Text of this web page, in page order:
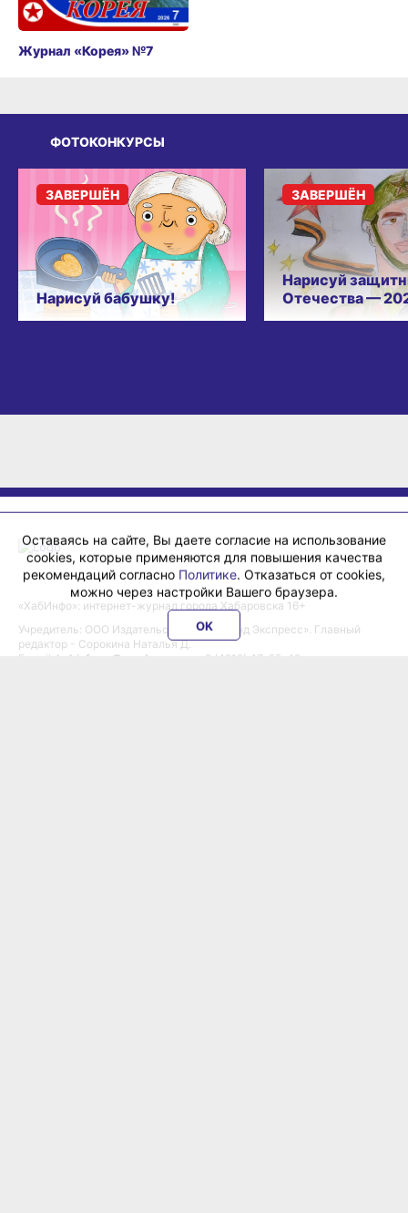
Журнал «Корея» №7
ФОТОКОНКУРСЫ
Нарисуй бабушку!
ЗАВЕРШЁН
Нарисуй
Отечества —
ЗАВЕРШЁН
«ХабИнфо»: интернет-журнал города Хабаровска 16+
Учредитель: ООО Издательский дом «Гранд Экспресс». Главный
редактор - Сорокина Наталья Д.
E-mail: habinfo.ru@yandex.ru
; тел. 8 (4212) 47-55-48.
Оставаясь на сайте, Вы даете согласие на использование
cookies, которые применяются для повышения качества
рекомендаций согласно Политике . Отказаться от cookies,
можно через настройки Вашего браузера.
OK